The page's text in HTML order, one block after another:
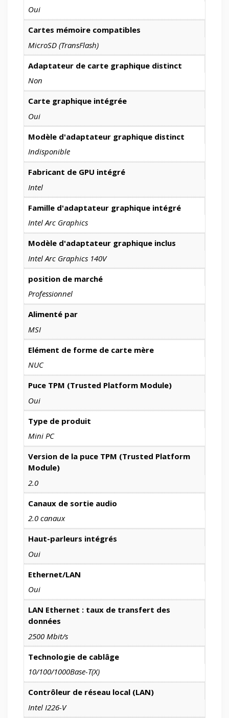
Oui
Cartes mémoire compatibles
MicroSD (TransFlash)
Adaptateur de carte graphique distinct
Non
Carte graphique intégrée
Oui
Modèle d'adaptateur graphique distinct
Indisponible
Fabricant de GPU intégré
Intel
Famille d'adaptateur graphique intégré
Intel Arc Graphics
Modèle d'adaptateur graphique inclus
Intel Arc Graphics 140V
position de marché
Professionnel
Alimenté par
MSI
Elément de forme de carte mère
NUC
Puce TPM (Trusted Platform Module)
Oui
Type de produit
Mini PC
Version de la puce TPM (Trusted Platform
Module)
2.0
Canaux de sortie audio
2.0 canaux
Haut-parleurs intégrés
Oui
Ethernet/LAN
Oui
LAN Ethernet : taux de transfert des
données
2500 Mbit/s
Technologie de cablâge
10/100/1000Base-T(X)
Contrôleur de réseau local (LAN)
Intel I226-V